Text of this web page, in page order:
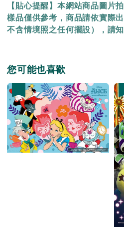
【貼心提醒】本網站商品圖片
樣品僅供參考，商品請依實際
不含情境照之任何擺設），請
您可能也喜歡